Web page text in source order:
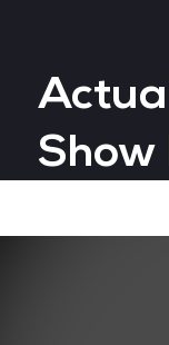
Devops Live
Cloud & Cyber